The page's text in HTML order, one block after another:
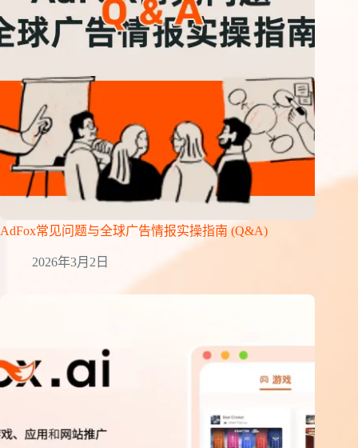
AdFox常见问题与全球广告情报实操指南 (Q&A)
2026年3月2日